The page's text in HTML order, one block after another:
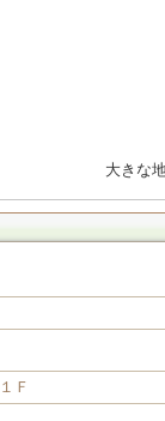
大きな
Ｆ